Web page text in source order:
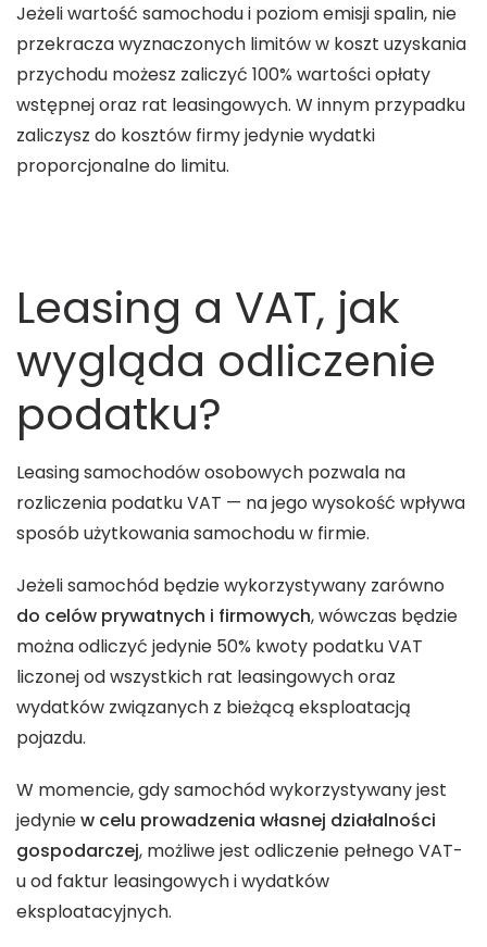
Jeżeli wartość samochodu i poziom emisji spalin, nie
przekracza wyznaczonych limitów w koszt uzyskania
przychodu możesz zaliczyć 100% wartości opłaty
wstępnej oraz rat leasingowych. W innym przypadku
zaliczysz do kosztów firmy jedynie wydatki
proporcjonalne do limitu.
Leasing a VAT, jak
wygląda odliczenie
podatku?
Leasing samochodów osobowych pozwala na
rozliczenia podatku VAT — na jego wysokość wpływa
sposób użytkowania samochodu w firmie.
Jeżeli samochód będzie wykorzystywany zarówno
do celów prywatnych i firmowych, wówczas będzie
można odliczyć jedynie 50% kwoty podatku VAT
liczonej od wszystkich rat leasingowych oraz
wydatków związanych z bieżącą eksploatacją
pojazdu.
W momencie, gdy samochód wykorzystywany jest
jedyniew celu prowadzenia własnej działalności
gospodarczej, możliwe jest odliczenie pełnego VAT-
u od faktur leasingowych i wydatków
eksploatacyjnych.